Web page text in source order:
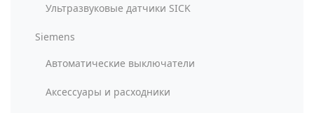
Ультразвуковые датчики SICK
Siemens
Автоматические выключатели
Аксессуары и расходники